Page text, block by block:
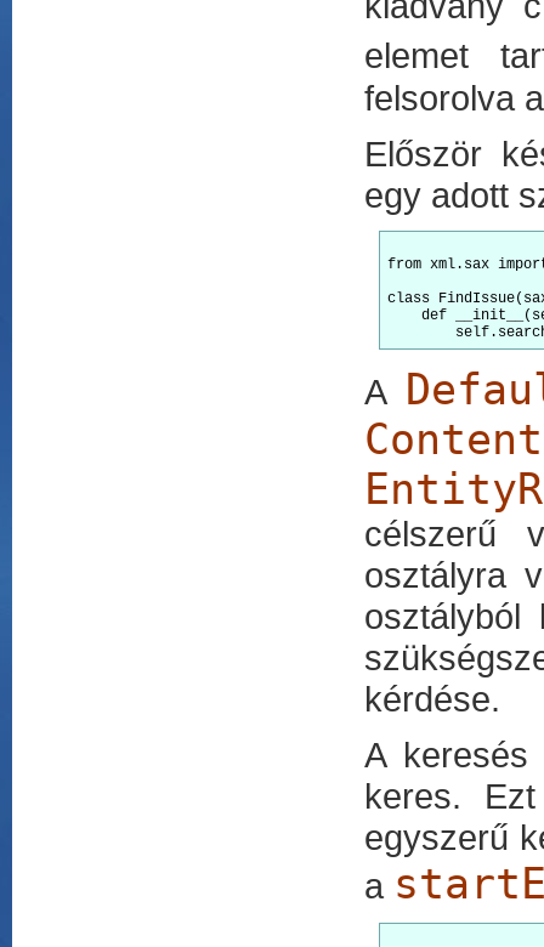
elemet
felsorolva
Először
egy adott
from xml.sax
class
def
A
célszerű
osztályra
osztályból
kérdése.
A keresés
keres.
egyszerű
a